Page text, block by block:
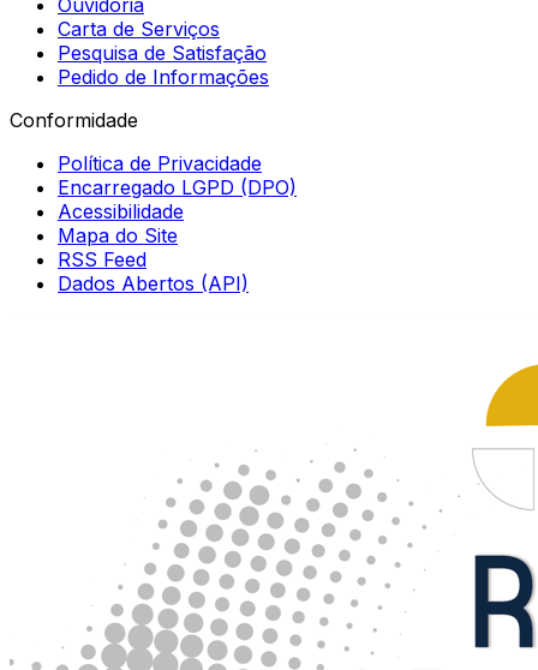
Carta de Serviços
Pesquisa de Satisfação
Pedido de Informações
Conformidade
Política de Privacidade
Encarregado LGPD (DPO)
Acessibilidade
Mapa do Site
RSS Feed
Dados Abertos (API)